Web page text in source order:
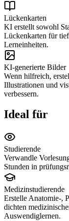
Lückenkarten
KI erstellt sowohl
Lückenkarten für
Lerneinheiten.
KI-generierte Bilder
Wenn hilfreich,
Illustrationen und
verbessern.
Ideal für
Studierende
Verwandle
Stunden in
Medizinstudierende
Erstelle Anatomie-,
dichten
Auswendiglernen.